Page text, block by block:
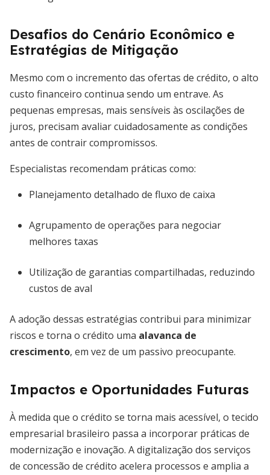
Desafios do Cenário Econômico e
Estratégias de Mitigação
Mesmo com o incremento das ofertas de crédito, o alto
custo financeiro continua sendo um entrave. As
pequenas empresas, mais sensíveis às oscilações de
juros, precisam avaliar cuidadosamente as condições
antes de contrair compromissos.
Especialistas recomendam práticas como:
Planejamento detalhado de fluxo de caixa
Agrupamento de operações para negociar
melhores taxas
Utilização de garantias compartilhadas, reduzindo
custos de aval
A adoção dessas estratégias contribui para minimizar
riscos e torna o crédito uma alavanca de
crescimento, em vez de um passivo preocupante.
Impactos e Oportunidades Futuras
À medida que o crédito se torna mais acessível, o tecido
empresarial brasileiro passa a incorporar práticas de
modernização e inovação. A digitalização dos serviços
de concessão de crédito acelera processos e amplia a